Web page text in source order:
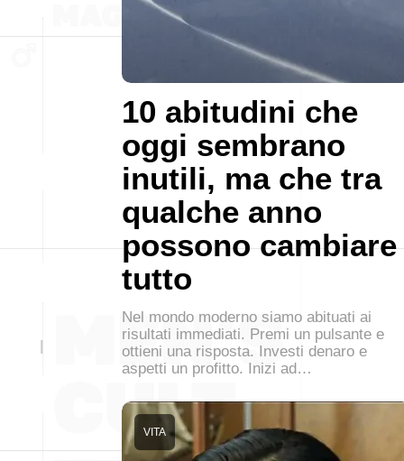
10 abitudini che
oggi sembrano
inutili, ma che tra
qualche anno
possono cambiare
tutto
Nel mondo moderno siamo abituati ai
risultati immediati. Premi un pulsante e
ottieni una risposta. Investi denaro e
aspetti un profitto. Inizi ad…
VITA